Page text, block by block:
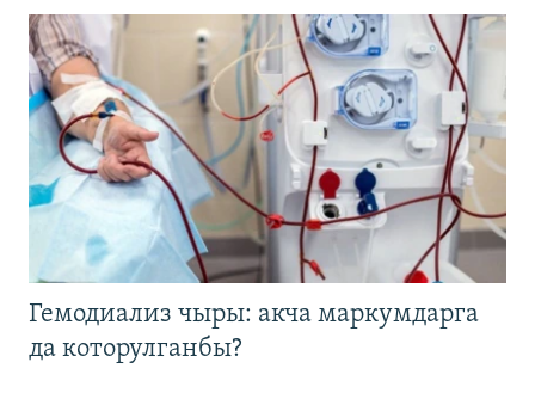
Гемодиализ чыры: акча маркумдарга
да которулганбы?